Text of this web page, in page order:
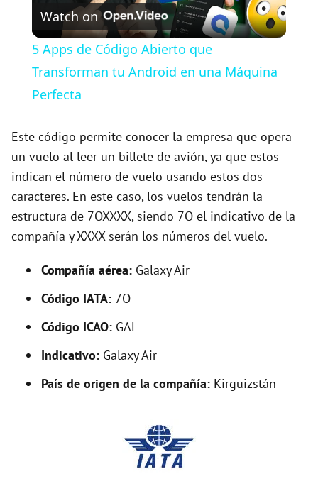
l
a
V
i
d
e
Watch on
5 Apps de Código Abierto que
Transforman tu Android en una Máquina
Perfecta
Este código permite conocer la empresa que opera
un vuelo al leer un billete de avión, ya que estos
indican el número de vuelo usando estos dos
caracteres. En este caso, los vuelos tendrán la
estructura de 7OXXXX, siendo 7O el indicativo de la
compañía y XXXX serán los números del vuelo.
Compañía aérea: Galaxy Air
Código IATA: 7O
Código ICAO: GAL
Indicativo: Galaxy Air
País de origen de la compañía: Kirguizstán